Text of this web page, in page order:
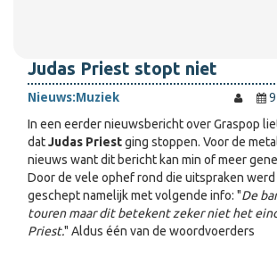
Judas Priest stopt niet
Nieuws:Muziek
In een eerder nieuwsbericht over Graspop
datJudas Priestging stoppen. Voor de
nieuws want dit bericht kan min of meer
Door de vele ophef rond die uitspraken
geschept namelijk met volgende info: "De
touren maar dit betekent zeker niet het
Priest." Aldus één van de woordvoerders